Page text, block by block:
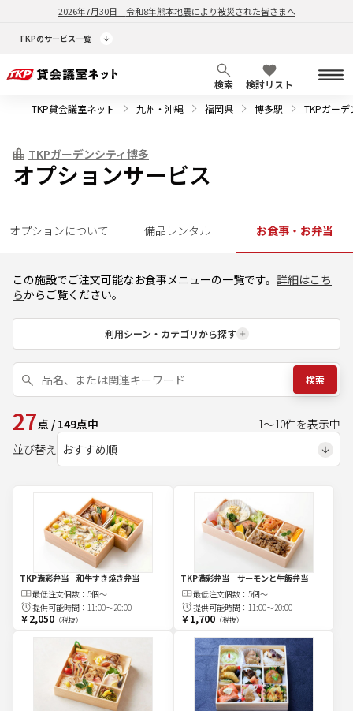
2026年7月30日 令和8年熊本地震により被災された皆さまへ
TKPのサービス一覧
検索
検討リスト
TKP貸会議室ネット
九州・沖縄 福岡県 博多駅 TKPガー
TKPガーデンシティ博多
オプションサービス
オプションについて 備品レンタル お食事・お弁当
この施設でご注文可能なお食事メニューの一覧です。 詳細はこち
らからご覧ください。
利用シーン・カテゴリから探す
検索
27点 / 149点中 1～10件を表示中
並び替え
TKP満彩弁当 和牛すき焼き弁当
最低注文個数： 5個～
提供可能時間： 11:00～20:00
￥2,050（税抜）
TKP満彩弁当 サーモンと牛飯弁当
最低注文個数： 5個～
提供可能時間： 11:00～20:00
￥1,700（税抜）